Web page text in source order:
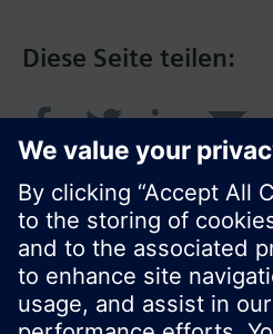
Diese Seite teilen: